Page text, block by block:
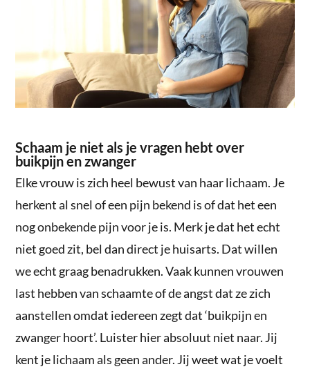
Schaam je niet als je vragen hebt over
buikpijn en zwanger
Elke vrouw is zich heel bewust van haar lichaam. Je
herkent al snel of een pijn bekend is of dat het een
nog onbekende pijn voor je is. Merk je dat het echt
niet goed zit, bel dan direct je huisarts. Dat willen
we echt graag benadrukken. Vaak kunnen vrouwen
last hebben van schaamte of de angst dat ze zich
aanstellen omdat iedereen zegt dat ‘buikpijn en
zwanger hoort’. Luister hier absoluut niet naar. Jij
kent je lichaam als geen ander. Jij weet wat je voelt